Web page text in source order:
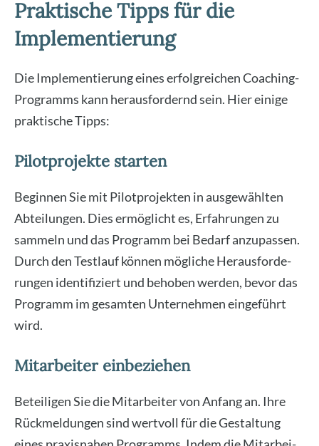
Praktische Tipps für die
Implementierung
Die Imple­men­tie­rung eines erfolg­rei­chen Coa­ching-
Pro­gramms kann her­aus­for­dernd sein. Hier eini­ge
prak­ti­sche Tipps:
Pilotprojekte starten
Begin­nen Sie mit Pilot­pro­jek­ten in aus­ge­wähl­ten
Abtei­lun­gen. Dies ermög­licht es, Erfah­run­gen zu
sam­meln und das Pro­gramm bei Bedarf anzu­pas­sen.
Durch den Test­lauf kön­nen mög­li­che Her­aus­for­de­
run­gen iden­ti­fi­ziert und beho­ben wer­den, bevor das
Pro­gramm im gesam­ten Unter­neh­men ein­ge­führt
wird.
Mitarbeiter einbeziehen
Betei­li­gen Sie die Mit­ar­bei­ter von Anfang an. Ihre
Rück­mel­dun­gen sind wert­voll für die Gestal­tung